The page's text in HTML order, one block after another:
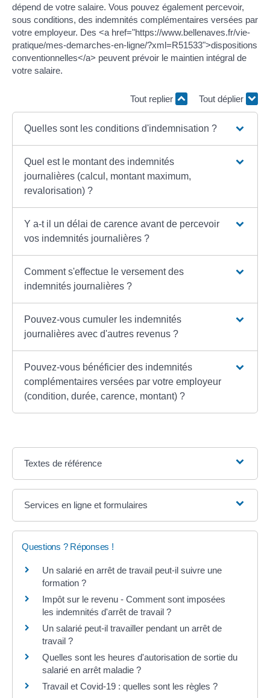
dépend de votre salaire. Vous pouvez également percevoir,
sous conditions, des indemnités complémentaires versées par
votre employeur. Des <a href="https://www.bellenaves.fr/vie-
pratique/mes-demarches-en-ligne/?xml=R51533">dispositions
conventionnelles</a> peuvent prévoir le maintien intégral de
votre salaire.
Tout replier Tout déplier
Quelles sont les conditions d'indemnisation ?
Quel est le montant des indemnités
journalières (calcul, montant maximum,
revalorisation) ?
Y a-t il un délai de carence avant de percevoir
vos indemnités journalières ?
Comment s'effectue le versement des
indemnités journalières ?
Pouvez-vous cumuler les indemnités
journalières avec d'autres revenus ?
Pouvez-vous bénéficier des indemnités
complémentaires versées par votre employeur
(condition, durée, carence, montant) ?
Textes de référence
Services en ligne et formulaires
Questions ? Réponses !
Un salarié en arrêt de travail peut-il suivre une
formation ?
Impôt sur le revenu - Comment sont imposées
les indemnités d'arrêt de travail ?
Un salarié peut-il travailler pendant un arrêt de
travail ?
Quelles sont les heures d'autorisation de sortie du
salarié en arrêt maladie ?
Travail et Covid-19 : quelles sont les règles ?